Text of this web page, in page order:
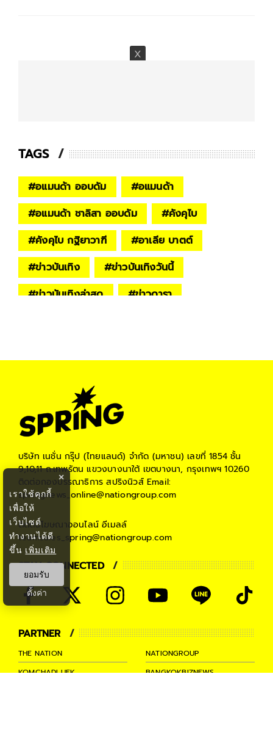
TAGS
#อแมนด้า ออบดัม #อแมนด้า
#อแมนด้า ชาลิสา ออบดัม #คังคุไบ
#คังคุไบ กฐิยาวาฑี #อาเลีย บาตต์
#ข่าวบันเทิง #ข่าวบันเทิงวันนี้
#ข่าวบันเทิงล่าสุด #ข่าวดารา
บริษัท เนชั่น กรุ๊ป (ไทยแลนด์) จำกัด (มหาชน) เลขที่ 1854 ชั้น
9,10,11 ถ.เทพรัตน แขวงบางนาใต้ เขตบางนา, กรุงเทพฯ 10260
ติดต่อกองบรรณาธิการ สปริงนิวส์Email:
springnews_online@nationgroup.com
ติดต่อโฆษณาออนไลน์ อีเมลล์
teamsales_spring@nationgroup.com
STAY CONNECTED
PARTNER
THE NATION
NATIONGROUP
KOMCHADLUEK
BANGKOKBIZNEWS
×
เราใช้คุกกี้
เพื่อให้
เว็บไซต์
ทำงานได้ดี
ขึ้น เพิ่มเติม
ยอมรับ
ตั้งค่า